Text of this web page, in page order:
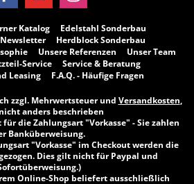
Katalog
Edelstahl Sonderbau
Herdblock Sonderbau
Unsere Referenzen
Unser Team
Service
Service & Beratung
Leasing
F.A.Q. - Häufige Fragen
zzgl. Mehrwertsteuer und Versandkosten,
anders beschrieben
die Zahlungsart "Vorkasse" - Sie zahlen
Banküberweisung.
"Vorkasse" im Checkout werden die
Dies gilt nicht für Paypal und
Online-Shop beliefert ausschließlich